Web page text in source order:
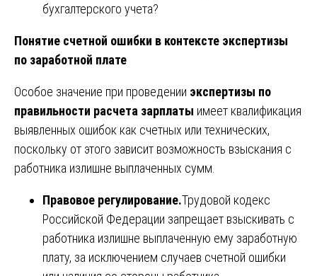
бухгалтерского учета?
Понятие счетной ошибки в контексте экспертизы
по заработной плате
Особое значение при проведении экспертизы по
правильности расчета зарплаты имеет квалификация
выявленных ошибок как счетных или технических,
поскольку от этого зависит возможность взыскания с
работника излишне выплаченных сумм.
Правовое регулирование.Трудовой кодекс
Российской Федерации запрещает взыскивать с
работника излишне выплаченную ему заработную
плату, за исключением случаев счетной ошибки